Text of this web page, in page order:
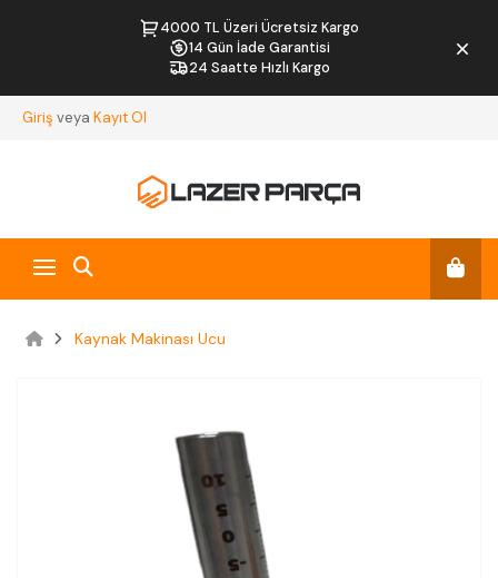
4000 TL Üzeri Ücretsiz Kargo
14 Gün İade Garantisi
24 Saatte Hızlı Kargo
Giriş veya Kayıt Ol
Kaynak Makinası Ucu